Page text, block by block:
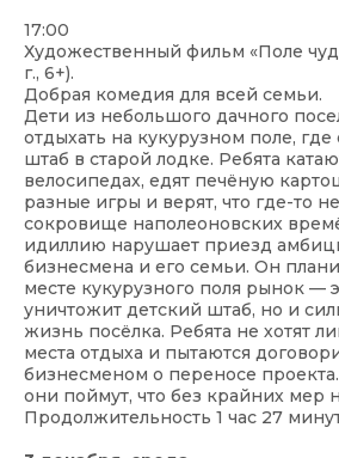
17:00
Художественный фильм «Поле
г., 6+).
Добрая комедия для всей семьи.
Дети из небольшого дачного
отдыхать на кукурузном поле,
штаб в старой лодке. Ребята
велосипедах, едят печёную
разные игры и верят, что где-то
сокровище наполеоновских
идиллию нарушает приезд
бизнесмена и его семьи. Он
месте кукурузного поля рынок —
уничтожит детский штаб, но и
жизнь посёлка. Ребята не хотят
места отдыха и пытаются
бизнесменом о переносе
они поймут, что без крайних мер
Продолжительность 1 час 27